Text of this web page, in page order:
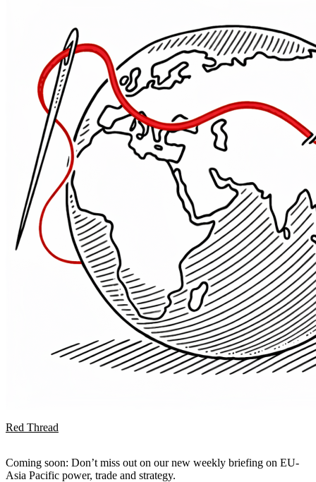
Red Thread
Coming soon: Don’t miss out on our new weekly briefing on EU-
Asia Pacific power, trade and strategy.